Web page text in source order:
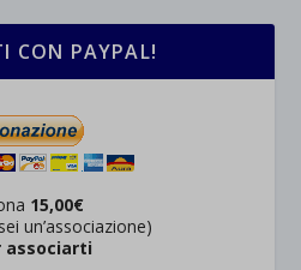
CON PAYPAL!
15,00€
un’associazione)
associarti